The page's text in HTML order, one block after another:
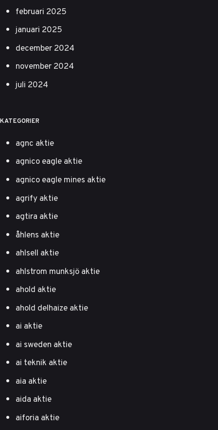
februari 2025
januari 2025
december 2024
november 2024
juli 2024
KATEGORIER
agnc aktie
agnico eagle aktie
agnico eagle mines aktie
agrify aktie
agtira aktie
åhlens aktie
ahlsell aktie
ahlstrom munksjö aktie
ahold aktie
ahold delhaize aktie
ai aktie
ai sweden aktie
ai teknik aktie
aia aktie
aida aktie
aiforia aktie